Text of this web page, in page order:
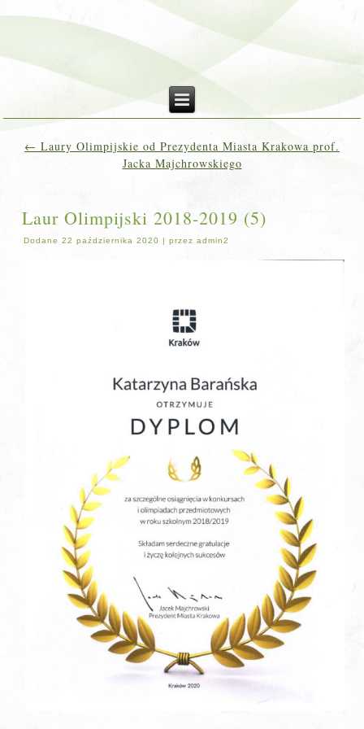
← Laury Olimpijskie od Prezydenta Miasta Krakowa prof.
Jacka Majchrowskiego
Laur Olimpijski 2018-2019 (5)
Dodane 22 października 2020 |przez admin2